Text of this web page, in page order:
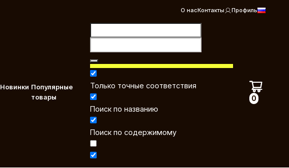
О насКонтакты Профиль
Новинки Популярные
товары
Только точные соответствия
Поиск по названию
Поиск по содержимому
0